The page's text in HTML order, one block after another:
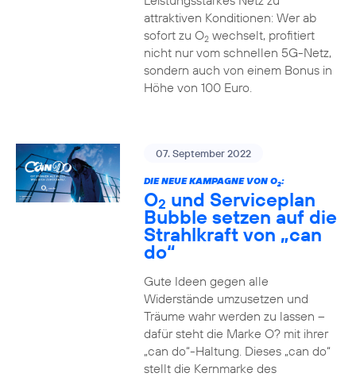
attraktiven Konditionen: Wer ab
sofort zu O2wechselt, profitiert
nicht nur vom schnellen 5G-Netz,
sondern auch von einem Bonus in
Höhe von 100 Euro.
07. September 2022
DIE NEUE KAMPAGNE VON O2:
O2 und Serviceplan
Bubble setzen auf die
Strahlkraft von „can
do“
Gute Ideen gegen alle
Widerstände umzusetzen und
Träume wahr werden zu lassen –
dafür steht die Marke O? mit ihrer
„can do“-Haltung. Dieses „can do“
stellt die Kernmarke des